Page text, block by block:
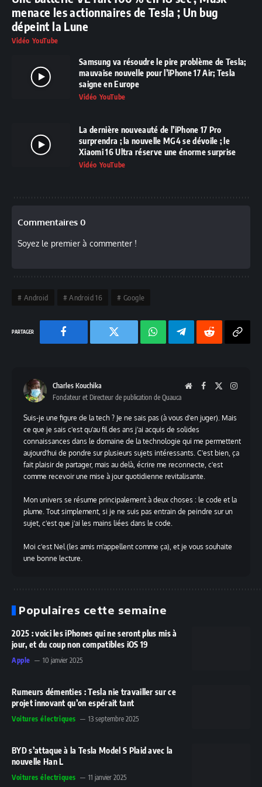
menace les actionnaires de Tesla ; Un bug
dépeint la Lune
Vidéo YouTube
Samsung va résoudre le pire problème de Tesla;
mauvaise nouvelle pour l’iPhone 17 Air; Tesla
saigne en Europe
Vidéo YouTube
La dernière nouveauté de l’iPhone 17 Pro
surprendra ; la nouvelle MG4 se dévoile ; le
Xiaomi 16 Ultra réserve une énorme surprise
Vidéo YouTube
Commentaires 0
Soyez le premier à commenter !
Android Android 16 Google
Facebook Twitter
Chaine
TelegramReddit
Charles Kouchika WebsiteFacebook
Fondateur et Directeur de publication de Quauca
Suis-je une figure de la tech ? Je ne sais pas (à vous d'en juger). Mais
ce que je sais c'est qu'au fil des ans j'ai acquis de solides
connaissances dans le domaine de la technologie qui me permettent
aujourd'hui de pondre sur plusieurs sujets intéressants. C'est bien, ça
fait plaisir de partager, mais au delà, écrire me reconnecte, c'est
comme recevoir une mise à jour quotidienne revitalisante.
Mon univers se résume principalement à deux choses : le code et la
plume. Tout simplement, si je ne suis pas entrain de peindre sur un
sujet, c'est que j'ai les mains liées dans le code.
Moi c'est Nel (les amis m'appellent comme ça), et je vous souhaite
une bonne lecture.
Populaires cette semaine
2025 : voici les iPhones qui ne seront plus mis à
jour, et du coup non compatibles iOS 19
Apple 10 janvier 2025
Rumeurs démenties : Tesla nie travailler sur ce
projet innovant qu’on espérait tant
Voitures électriques 13 septembre 2025
BYD s’attaque à la Tesla Model S Plaid avec la
nouvelle Han L
Voitures électriques 11 janvier 2025